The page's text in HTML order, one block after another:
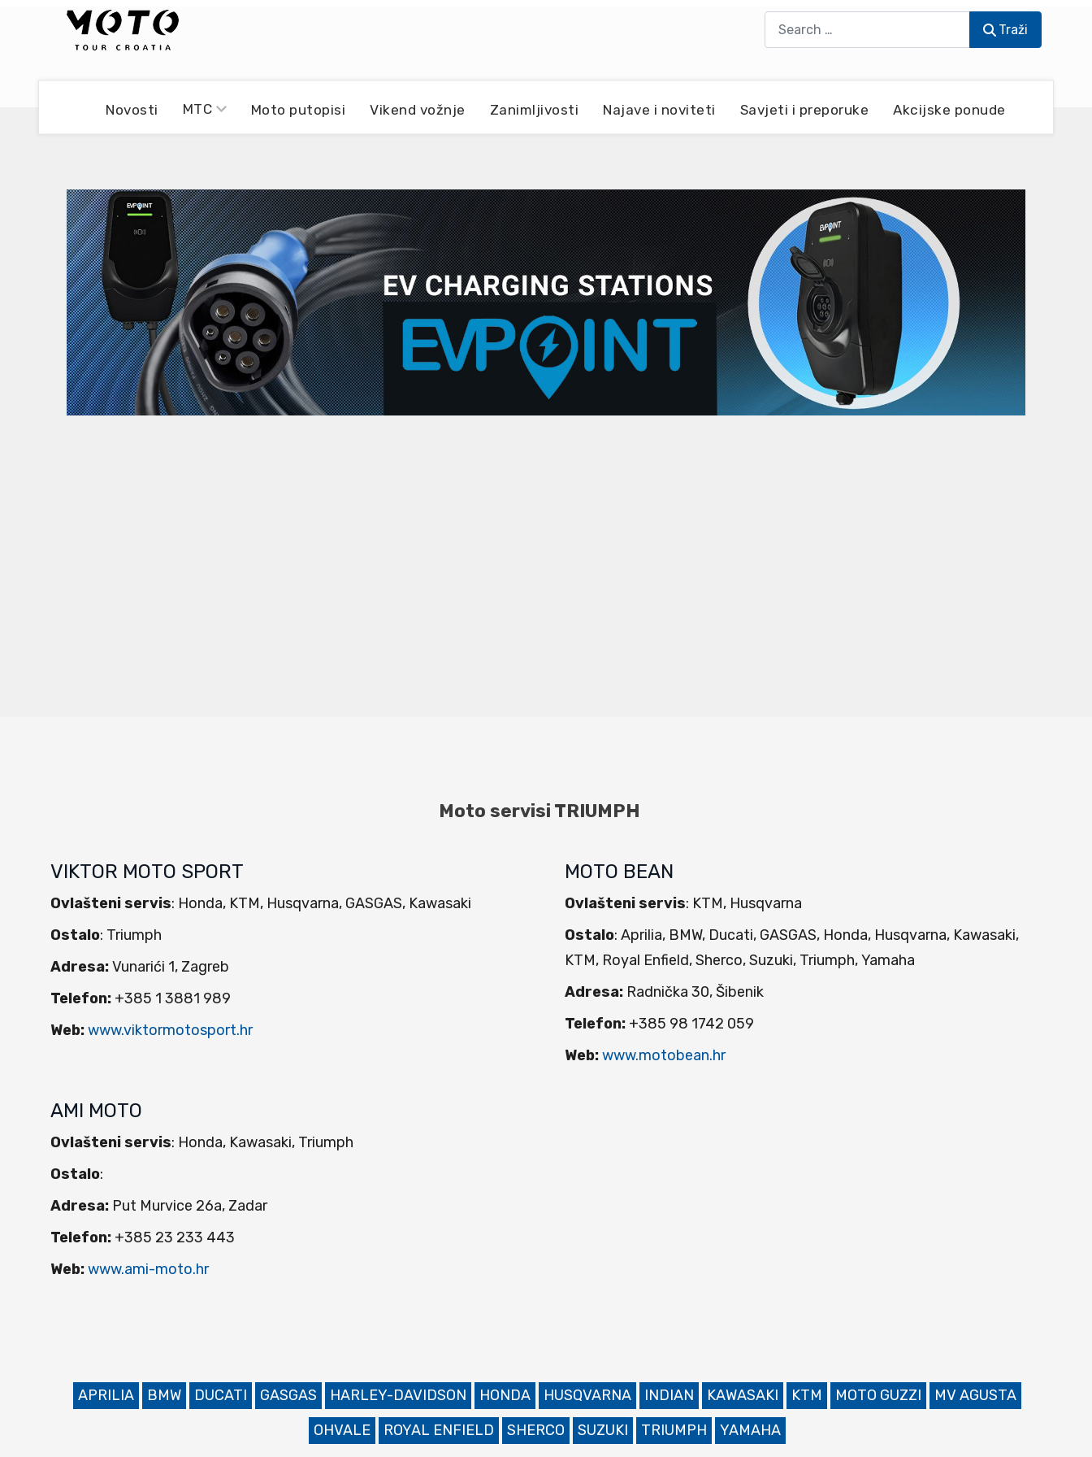
Traži
Novosti MTC Moto putopisi Vikend vožnje Zanimljivosti Najave i noviteti Savjeti i preporuke Akcijske ponude
Moto servisi TRIUMPH
VIKTOR MOTO SPORT
Ovlašteni servis: Honda, KTM, Husqvarna, GASGAS, Kawasaki
Ostalo: Triumph
Adresa:Vunarići 1, Zagreb
Telefon: +385 1 3881 989
Web:www.viktormotosport.hr
MOTO BEAN
Ovlašteni servis: KTM, Husqvarna
Ostalo: Aprilia, BMW, Ducati, GASGAS, Honda, Husqvarna, Kawasaki,
KTM, Royal Enfield, Sherco, Suzuki, Triumph, Yamaha
Adresa:Radnička 30, Šibenik
Telefon: +385 98 1742 059
Web: www.motobean.hr
AMI MOTO
Ovlašteni servis: Honda, Kawasaki, Triumph
Ostalo:
Adresa: Put Murvice 26a, Zadar
Telefon: +385 23 233 443
Web:www.ami-moto.hr
APRILIA BMW DUCATI GASGAS HARLEY-DAVIDSON HONDA HUSQVARNA INDIAN KAWASAKI KTM MOTO GUZZI
MV AGUSTA
OHVALE
ROYAL ENFIELD SHERCO SUZUKI TRIUMPH YAMAHA
Moto servisi
Impressum
Damir Pritišanac - Prile
Dario Dinter - Moto TOZ
Igor Kreč - UmPaDrum
Igor Kukec Brmbi
Slaven Gajdek
MTC - Moto Tour Croatia
Moto putopisi
Vikend vožnje
Zanimljivost